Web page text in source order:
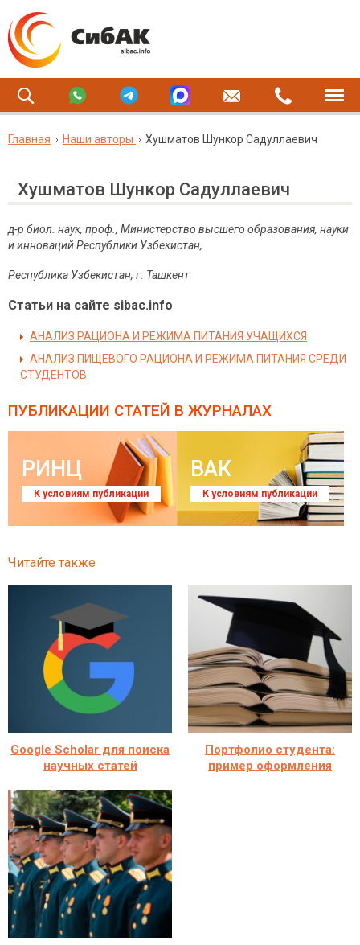
Главная Наши авторы Хушматов Шункор Садуллаевич
Хушматов Шункор Садуллаевич
д-р биол. наук, проф., Министерство высшего образования, науки
и инноваций Республики Узбекистан,
Республика Узбекистан, г. Ташкент
Статьи на сайте sibac.info
АНАЛИЗ РАЦИОНА И РЕЖИМА ПИТАНИЯ УЧАЩИХСЯ
АНАЛИЗ ПИЩЕВОГО РАЦИОНА И РЕЖИМА ПИТАНИЯ СРЕДИ
СТУДЕНТОВ
ПУБЛИКАЦИИ СТАТЕЙ В ЖУРНАЛАХ
РИНЦ
К условиям публикации
ВАК
К условиям публикации
Читайте также
Google Scholar для поиска
научных статей
Портфолио студента:
пример оформления